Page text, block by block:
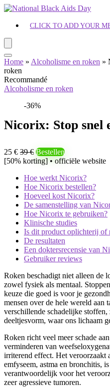
CLICK TO ADD YOUR
Home » Alcoholisme en roken »
roken
Recommandé
Alcoholisme en roken
-36%
Nicorix: Stop snel
25 € 39 € Bestellen
[50% korting] • officiële website
Hoe werkt Nicorix?
Hoe Nicorix bestellen?
Hoeveel kost Nicorix?
De samenstelling van
Hoe Nicorix te gebruiken?
Klinische studies
Is dit product oplichterij of
De resultaten
Een doktersrecensie van
Gebruiker reviews
Roken beschadigt niet alleen de
zowel fysiek als mentaal.
keuze die goed is voor je
mensen over de hele wereld aan
verschillende schadelijke
deeltjesvorm, waar ons lichaam
Roken richt veel meer schade
verminderen van
irriterend effect. Het veroorzaakt
emfyseem, astma en bronchitis,
verantwoordelijk voor het
zeer agressieve tumoren.